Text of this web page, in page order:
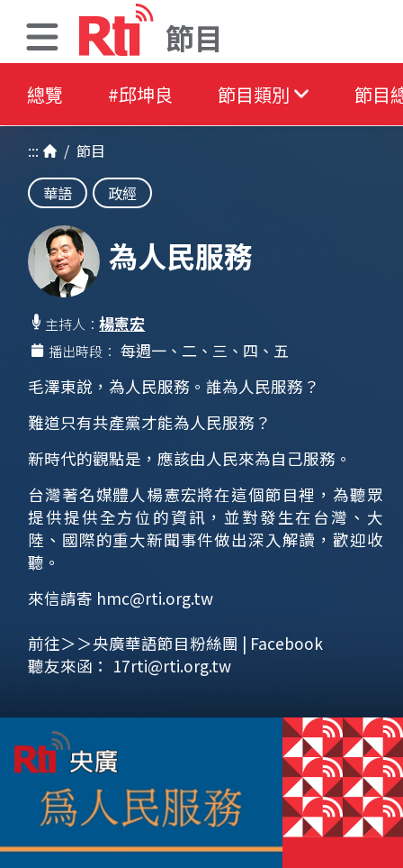
節目
總覽 #邱坤良 節目類別 節目
::: / 節目
華語
政經
為人民服務
主持人：楊憲宏
播出時段： 每週一、二、三、四、五
毛澤東說，為人民服務。誰為人民服務？
難道只有共產黨才能為人民服務？
新時代的觀點是，應該由人民來為自己服務。
台灣著名媒體人楊憲宏將在這個節目裡，為聽眾
提供提供全方位的資訊，並對發生在台灣、大
陸、國際的重大新聞事件做出深入解讀，歡迎收
聽。
來信請寄 hmc@rti.org.tw
前往＞＞央廣華語節目粉絲團 | Facebook
聽友來函： 17rti@rti.org.tw